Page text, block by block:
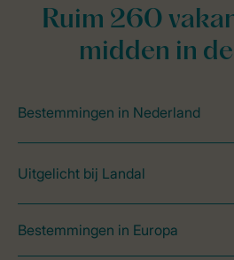
Ruim 260
midden in
Bestemmingen in Nederland
Uitgelicht bij Landal
Bestemmingen in Europa